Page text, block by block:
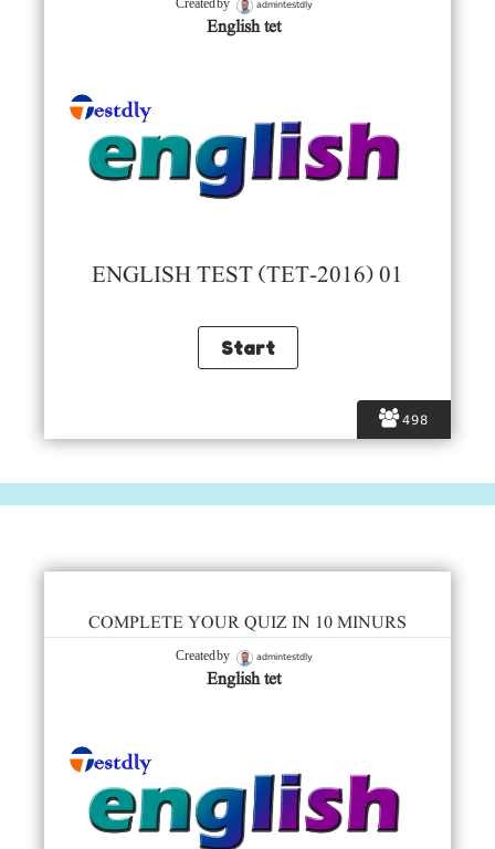
498
Created by
English tet
ENGLISH TEST (TET-2016) 01
COMPLETE YOUR QUIZ IN 10 MINURS
Created by admintestdly
English tet